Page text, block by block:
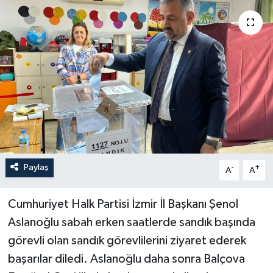
Paylaş A- A+
Cumhuriyet Halk Partisi İzmir İl Başkanı Şenol
Aslanoğlu sabah erken saatlerde sandık başında
görevli olan sandık görevlilerini ziyaret ederek
başarılar diledi. Aslanoğlu daha sonra Balçova
YAŞAM